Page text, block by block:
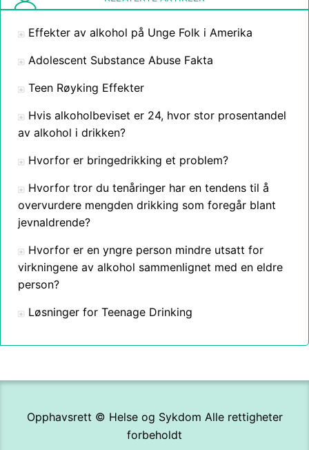
Effekter av alkohol på Unge Folk i Amerika
Adolescent Substance Abuse Fakta
Teen Røyking Effekter
Hvis alkoholbeviset er 24, hvor stor prosentandel
av alkohol i drikken?
Hvorfor er bringedrikking et problem?
Hvorfor tror du tenåringer har en tendens til å
overvurdere mengden drikking som foregår blant
jevnaldrende?
Hvorfor er en yngre person mindre utsatt for
virkningene av alkohol sammenlignet med en eldre
person?
Løsninger for Teenage Drinking
Opphavsrett © Helse og Sykdom Alle rettigheter
forbeholdt